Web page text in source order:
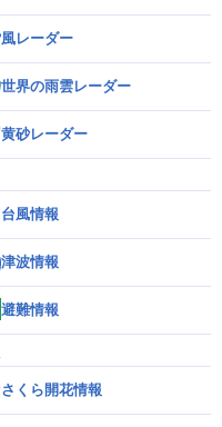
風レーダー
世界の雨雲レーダー
黄砂レーダー
台風情報
津波情報
避難情報
さくら開花情報